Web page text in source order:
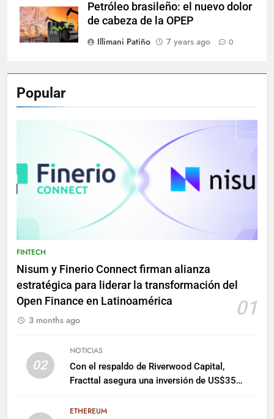
Petróleo brasileño: el nuevo dolor
de cabeza de la OPEP
Illimani Patiño
7 years ago 0
Popular
FINTECH
Nisum y Finerio Connect firman alianza
estratégica para liderar la transformación del
Open Finance en Latinoamérica
01
3 months ago
02
NOTICIAS
Con el respaldo de Riverwood Capital,
Fracttal asegura una inversión de US$35
ETHEREUM